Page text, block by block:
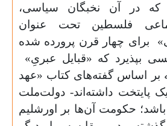
در آن نخبگان سیاسی،
فلسطین تحت عنوان
برای چهار قرن پرورده شده
بپذیرد که «قبایل عبریِ»
بر اساس گفته‌های کتاب «عهد
پایتخت داشته‌اند- دولت‌ملت
حکومت آن‌ها بر اورشلیم